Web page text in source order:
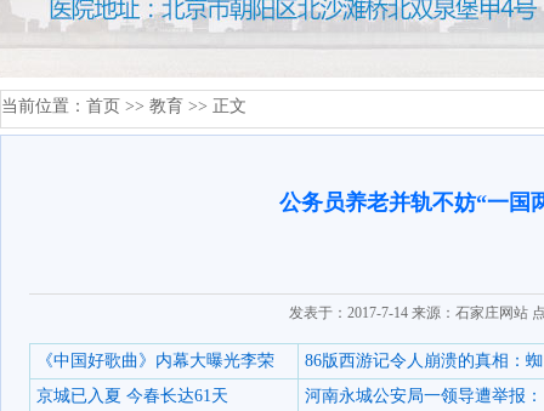
当前位置： 首页 >> 教育 >> 正文
公务员养老并轨不妨“一国
发表于：2017-7-14 来源：石家庄网站
《中国好歌曲》内幕大曝光李荣
86版西游记令人崩溃的真相：蜘
京城已入夏 今春长达61天
河南永城公安局一领导遭举报：